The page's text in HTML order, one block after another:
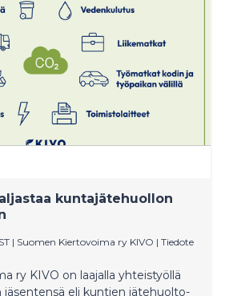
kuntajätehuollon
| Suomen Kiertovoima ry KIVO | Tiedote
ry KIVO on laajalla yhteistyöllä
eli kuntien jätehuolto-